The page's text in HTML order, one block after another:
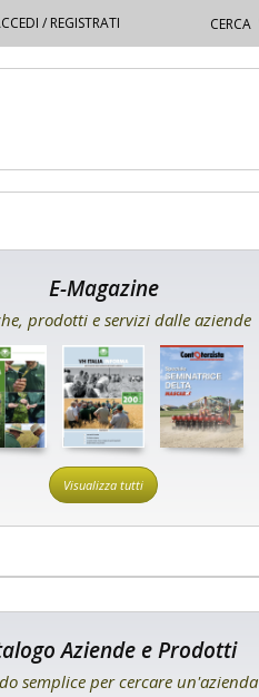
/ REGISTRATI
E-Magazine
prodotti e servizi dalle aziende
Visualizza tutti
Aziende e Prodotti
semplice per cercare un'azienda